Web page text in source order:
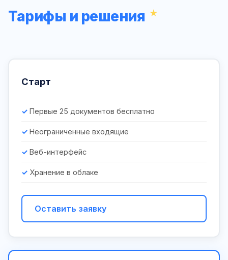
Тарифы и решения
Старт
Первые 25 документов бесплатно
Неограниченные входящие
Веб-интерфейс
Хранение в облаке
Оставить заявку